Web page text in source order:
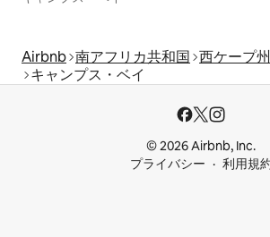
Airbnb 南アフリカ共和国 西ケープ州
キャンプス・ベイ
© 2026 Airbnb, Inc.
プライバシー
利用規